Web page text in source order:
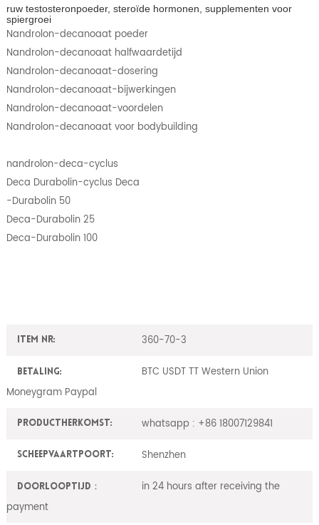
ruw testosteronpoeder, steroïde hormonen, supplementen voor
spiergroei
Nandrolon-decanoaat poeder
Nandrolon-decanoaat halfwaardetijd
Nandrolon-decanoaat-dosering
Nandrolon-decanoaat-bijwerkingen
Nandrolon-decanoaat-voordelen
Nandrolon-decanoaat voor bodybuilding
nandrolon-deca-cyclus
Deca Durabolin-cyclus Deca
-Durabolin 50
Deca-Durabolin 25
Deca-Durabolin 100
Item nr: 360-70-3
Betaling:
BTC USDT TT Western Union
Moneygram Paypal
ProductHerkomst: whatsapp : +86 18007129841
Scheepvaartpoort: Shenzhen
Doorlooptijd：
in 24 hours after receiving the
payment